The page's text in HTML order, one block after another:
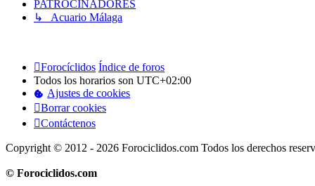
PATROCINADORES
↳ Acuario Málaga
Forocíclidos Índice de foros
Todos los horarios son UTC+02:00
Ajustes de cookies
Borrar cookies
Contáctenos
Copyright © 2012 - 2026 Forociclidos.com Todos los derechos
© Forociclidos.com